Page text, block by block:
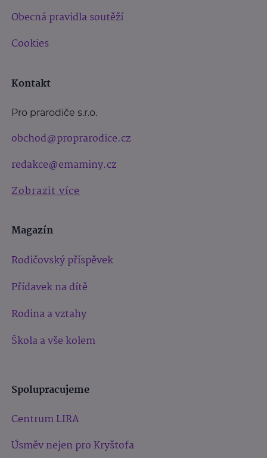
Obecná pravidla soutěží
Cookies
Kontakt
Pro prarodiče s.r.o.
obchod@proprarodice.cz
redakce@emaminy.cz
Zobrazit více
Magazín
Rodičovský příspěvek
Přídavek na dítě
Rodina a vztahy
Škola a vše kolem
Spolupracujeme
Centrum LIRA
Úsměv nejen pro Kryštofa